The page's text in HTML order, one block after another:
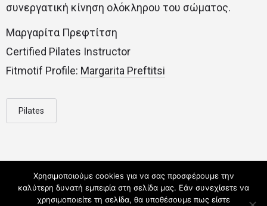
συνεργατική κίνηση ολόκληρου του σώματος.
Μαργαρίτα Πρεφτίτση
Certified Pilates Instructor
Fitmotif Profile: Margarita Preftitsi
Pilates
Χρησιμοποιούμε cookies για να σας προσφέρουμε την
καλύτερη δυνατή εμπειρία στη σελίδα μας. Εάν συνεχίσετε να
χρησιμοποιείτε τη σελίδα, θα υποθέσουμε πως είστε